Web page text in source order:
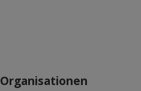
Organisationen